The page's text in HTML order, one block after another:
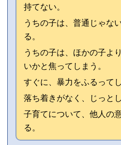
持てない。
うちの子は、普通じゃな
る。
うちの子は、ほかの子よ
いかと焦ってしまう。
すぐに、暴力をふるって
落ち着きがなく、じっと
子育てについて、他人の
る。